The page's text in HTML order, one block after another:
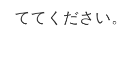
ててください。